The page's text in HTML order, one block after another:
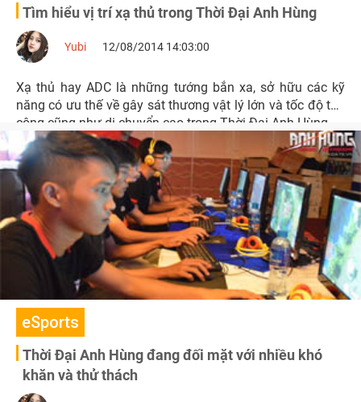
Tìm hiểu vị trí xạ thủ trong Thời Đại Anh Hùng
Yubi 12/08/2014 14:03:00
Xạ thủ hay ADC là những tướng bắn xa, sở hữu các kỹ
năng có ưu thế về gây sát thương vật lý lớn và tốc độ tấn
công cũng như di chuyển cao trong Thời Đại Anh Hùng.
eSports
Thời Đại Anh Hùng đang đối mặt với nhiều khó
khăn và thử thách